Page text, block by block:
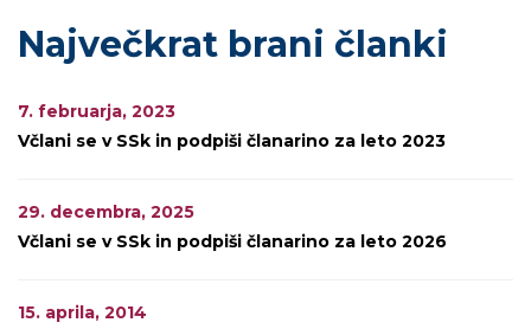
Največkrat brani članki
7. februarja, 2023
Včlani se v SSk in podpiši članarino za leto 2023
29. decembra, 2025
Včlani se v SSk in podpiši članarino za leto 2026
15. aprila, 2014